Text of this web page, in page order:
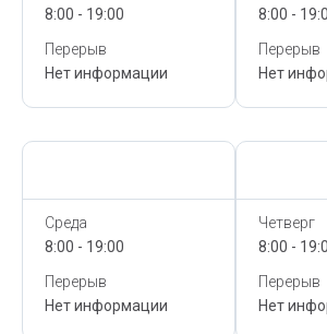
8:00 - 19:00
Перерыв
Нет информации
8:00 -
Перерыв
Нет
Среда
8:00 - 19:00
Перерыв
Нет информации
Четверг
8:00 -
Перерыв
Нет